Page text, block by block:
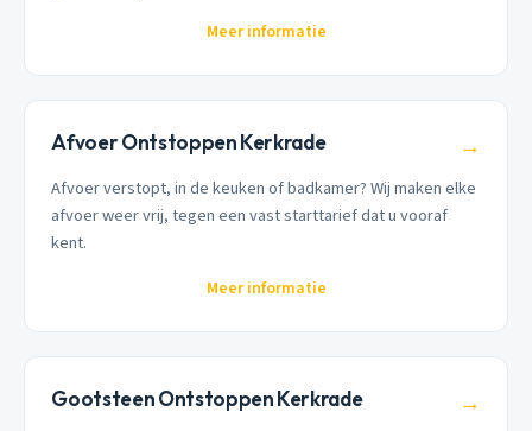
Meer informatie
Afvoer Ontstoppen Kerkrade →
Afvoer verstopt, in de keuken of badkamer? Wij maken elke
afvoer weer vrij, tegen een vast starttarief dat u vooraf
kent.
Meer informatie
Gootsteen Ontstoppen Kerkrade →